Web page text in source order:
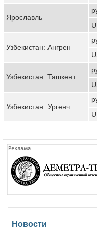
Ярославль
Узбекистан: Ангрен
Узбекистан: Ташкент
Узбекистан: Ургенч
Новости